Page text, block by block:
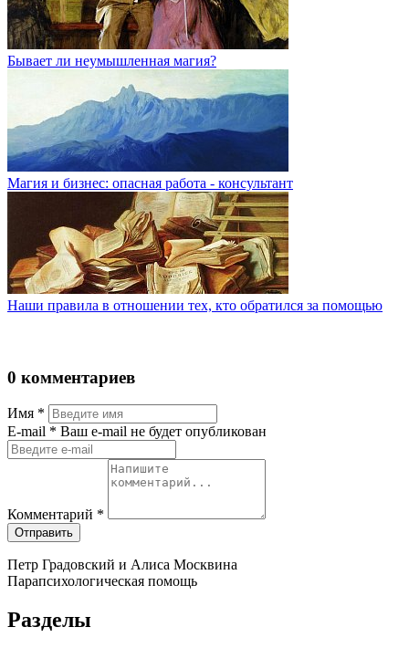
Бывает ли неумышленная магия?
Магия и бизнес: опасная работа - консультант
Наши правила в отношении тех, кто обратился за помощью
0 комментариев
Имя *
Е-mail * Ваш e-mail не будет опубликован
Комментарий *
Отправить
Петр Градовский и Алиса Москвина
Парапсихологическая помощь
Разделы